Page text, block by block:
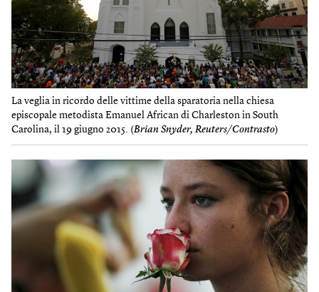
La veglia in ricordo delle vittime della sparatoria nella chiesa
episcopale metodista Emanuel African di Charleston in South
Carolina, il 19 giugno 2015. (Brian Snyder, Reuters/Contrasto)